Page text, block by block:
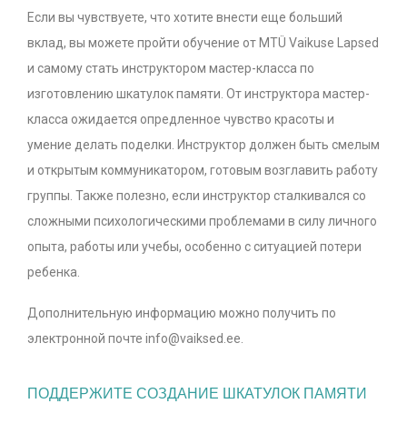
Если вы чувствуете, что хотите внести еще больший
вклад, вы можете пройти обучение от MTÜ Vaikuse Lapsed
и самому стать инструктором мастер-класса по
изготовлению шкатулок памяти. От инструктора мастер-
класса ожидается опредленное чувство красоты и
умение делать поделки. Инструктор должен быть смелым
и открытым коммуникатором, готовым возглавить работу
группы. Также полезно, если инструктор сталкивался со
сложными психологическими проблемами в силу личного
опыта, работы или учебы, особенно с ситуацией потери
ребенка.
Дополнительную информацию можно получить по
электронной почте info@vaiksed.ee.
ПОДДЕРЖИТЕ СОЗДАНИЕ ШКАТУЛОК ПАМЯТИ